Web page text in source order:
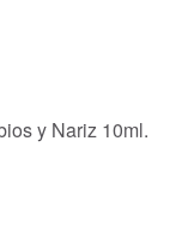
y Nariz 10ml.